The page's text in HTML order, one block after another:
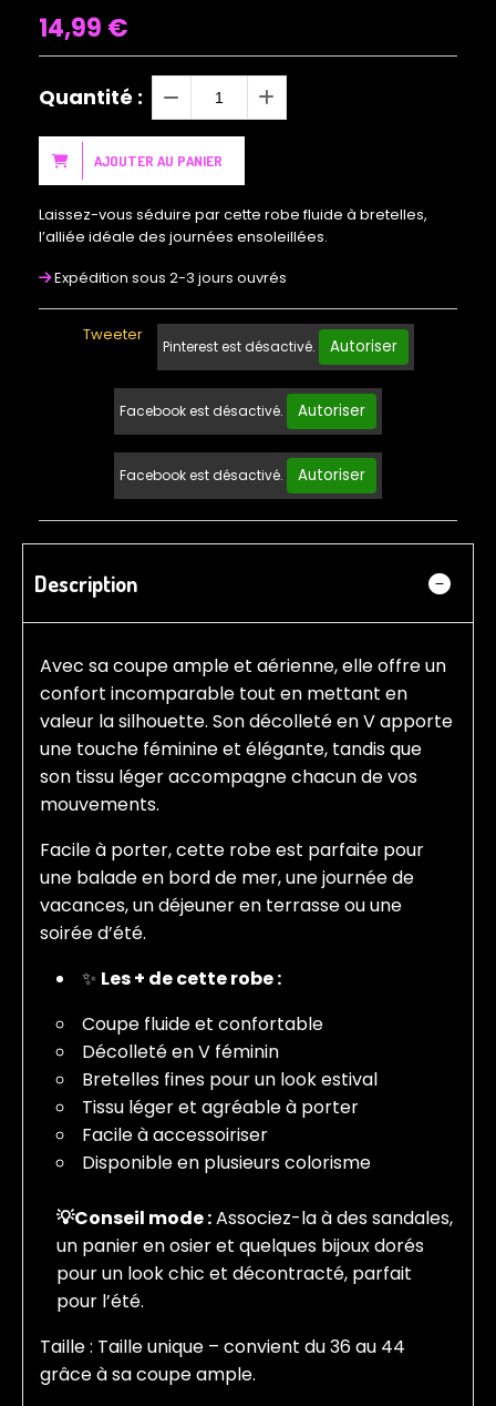
14,99 €
Quantité :
AJOUTER AU PANIER
Laissez-vous séduire par cette robe fluide à bretelles,
l’alliée idéale des journées ensoleillées.
Expédition sous 2-3 jours ouvrés
Tweeter
Pinterest est désactivé. Autoriser
Facebook est désactivé. Autoriser
Facebook est désactivé. Autoriser
Description
Avec sa coupe ample et aérienne, elle offre un
confort incomparable tout en mettant en
valeur la silhouette. Son décolleté en V apporte
une touche féminine et élégante, tandis que
son tissu léger accompagne chacun de vos
mouvements.
Facile à porter, cette robe est parfaite pour
une balade en bord de mer, une journée de
vacances, un déjeuner en terrasse ou une
soirée d’été.
✨ Les + de cette robe :
Coupe fluide et confortable
Décolleté en V féminin
Bretelles fines pour un look estival
Tissu léger et agréable à porter
Facile à accessoiriser
Disponible en plusieurs colorisme
💡Conseil mode :Associez-la à des sandales,
un panier en osier et quelques bijoux dorés
pour un look chic et décontracté, parfait
pour l’été.
Taille : Taille unique – convient du 36 au 44
grâce à sa coupe ample.